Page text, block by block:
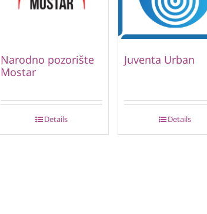
Narodno pozorište
Mostar
Details
Juventa Urban
Details